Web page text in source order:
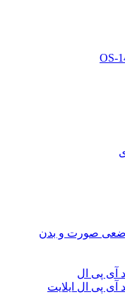
آی پی ال
آی پی ال ایلایت